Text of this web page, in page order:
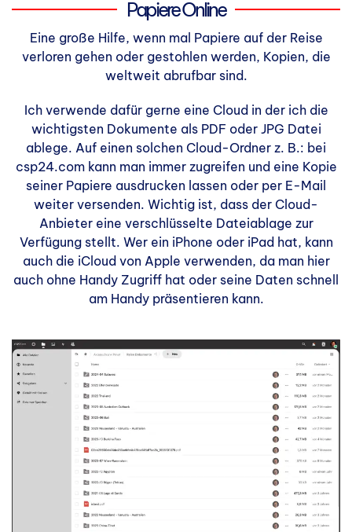
Papiere Online
Eine große Hilfe, wenn mal Papiere auf der Reise
verloren gehen oder gestohlen werden, Kopien, die
weltweit abrufbar sind.
Ich verwende dafür gerne eine Cloud in der ich die
wichtigsten Dokumente als PDF oder JPG Datei
ablege. Auf einen solchen Cloud-Ordner z. B.: bei
csp24.com kann man immer zugreifen und eine Kopie
seiner Papiere ausdrucken lassen oder per E-Mail
weiter versenden. Wichtig ist, dass der Cloud-
Anbieter eine verschlüsselte Dateiablage zur
Verfügung stellt. Wer ein iPhone oder iPad hat, kann
auch die iCloud von Apple verwenden, da man hier
auch ohne Handy Zugriff hat oder seine Daten schnell
am Handy präsentieren kann.